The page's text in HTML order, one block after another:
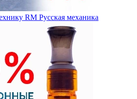
RM Русская механика